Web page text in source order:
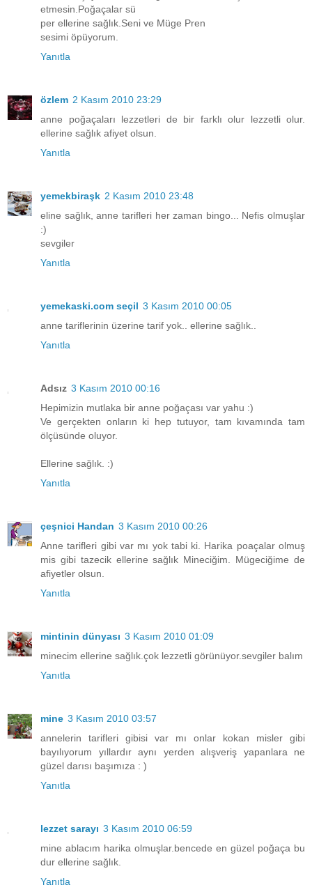
etmesin.Poğaçalar sü
per ellerine sağlık.Seni ve Müge Pren
sesimi öpüyorum.
Yanıtla
özlem 2 Kasım 2010 23:29
anne poğaçaları lezzetleri de bir farklı olur lezzetli olur.
ellerine sağlık afiyet olsun.
Yanıtla
yemekbiraşk 2 Kasım 2010 23:48
eline sağlık, anne tarifleri her zaman bingo... Nefis olmuşlar
:)
sevgiler
Yanıtla
yemekaski.com seçil 3 Kasım 2010 00:05
anne tariflerinin üzerine tarif yok.. ellerine sağlık..
Yanıtla
Adsız 3 Kasım 2010 00:16
Hepimizin mutlaka bir anne poğaçası var yahu :)
Ve gerçekten onların ki hep tutuyor, tam kıvamında tam
ölçüsünde oluyor.
Ellerine sağlık. :)
Yanıtla
çeşnici Handan 3 Kasım 2010 00:26
Anne tarifleri gibi var mı yok tabi ki. Harika poaçalar olmuş
mis gibi tazecik ellerine sağlık Mineciğim. Mügeciğime de
afiyetler olsun.
Yanıtla
mintinin dünyası 3 Kasım 2010 01:09
minecim ellerine sağlık.çok lezzetli görünüyor.sevgiler balım
Yanıtla
mine 3 Kasım 2010 03:57
annelerin tarifleri gibisi var mı onlar kokan misler gibi
bayılıyorum yıllardır aynı yerden alışveriş yapanlara ne
güzel darısı başımıza : )
Yanıtla
lezzet sarayı 3 Kasım 2010 06:59
mine ablacım harika olmuşlar.bencede en güzel poğaça bu
dur ellerine sağlık.
Yanıtla